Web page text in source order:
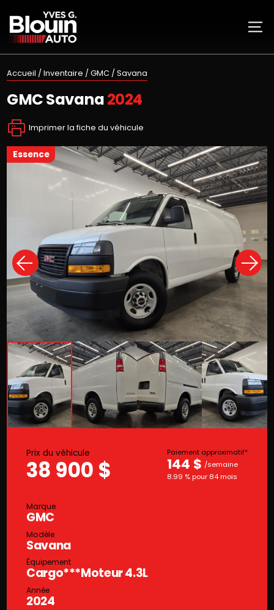
Accueil / Inventaire / GMC / Savana
GMCSavana2024
Imprimer la fiche du véhicule
essence
Prix du véhicule
38 900 $
Paiement approximatif*
144 $ /semaine
8.99 % pour 84 mois
Marque
GMC
Modèle
Savana
Équipement
Cargo***Moteur 4.3L
Année
2024